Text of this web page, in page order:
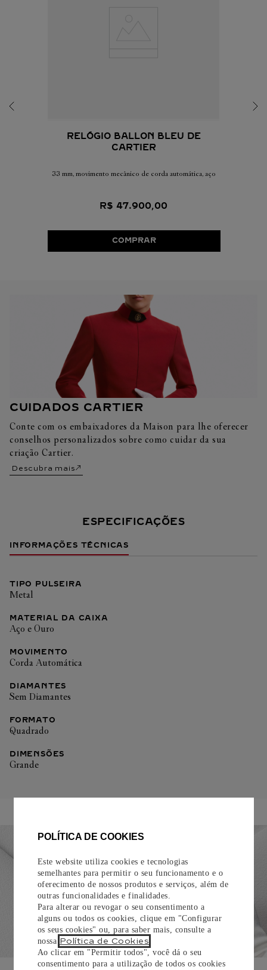
POLÍTICA DE COOKIES
Este website utiliza cookies e tecnologias
semelhantes para permitir o seu funcionamento e o
oferecimento de nossos produtos e serviços, além de
outras funcionalidades e finalidades.
Para alterar ou revogar o seu consentimento a
alguns ou todos os cookies, clique em "Configurar
os seus cookies" ou, para saber mais, consulte a
nossa Política de Cookies
Ao clicar em "Permitir todos", você dá o seu
consentimento para a utilização de todos os cookies
RELÓGIO BALLON BLEU DE
CARTIER
33 mm, movimento mecânico de corda automática, aço
R$ 47.900,00
COMPRAR
CUIDADOS CARTIER
Conte com os embaixadores da Maison para lhe oferecer
conselhos personalizados sobre como cuidar da sua
criação Cartier.
Descubra mais
ESPECIFICAÇÕES
INFORMAÇÕES TÉCNICAS
TIPO PULSEIRA
Metal
MATERIAL DA CAIXA
Aço e Ouro
MOVIMENTO
Corda Automática
DIAMANTES
Sem Diamantes
FORMATO
Quadrado
DIMENSÕES
Grande
EMBALAGEM PARA PRESENTE